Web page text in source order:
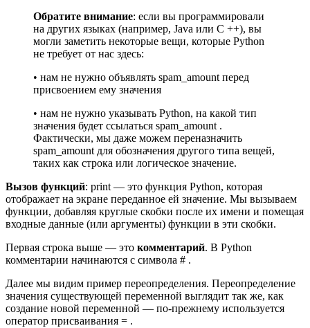
Обратите внимание: если вы программировали
на других языках (например, Java или C ++), вы
могли заметить некоторые вещи, которые Python
не требует от нас здесь:
• нам не нужно объявлять spam_amount перед
присвоением ему значения
• нам не нужно указывать Python, на какой тип
значения будет ссылаться spam_amount .
Фактически, мы даже можем переназначить
spam_amount для обозначения другого типа вещей,
таких как строка или логическое значение.
Вызов функций: print — это функция Python, которая
отображает на экране переданное ей значение. Мы вызываем
функции, добавляя круглые скобки после их имени и помещая
входные данные (или аргументы) функции в эти скобки.
Первая строка выше — это комментарий. В Python
комментарии начинаются с символа # .
Далее мы видим пример переопределения. Переопределение
значения существующей переменной выглядит так же, как
создание новой переменной — по-прежнему используется
оператор присваивания = .